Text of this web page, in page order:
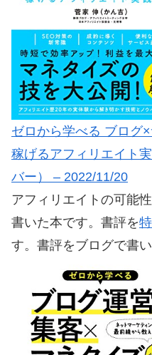
ゼロから学べる ブログ
稼げるアフィリエイト
バー） – 2022/11/20
アフィリエイトの可能
書いた本です。書評を
す。書評をブログで書